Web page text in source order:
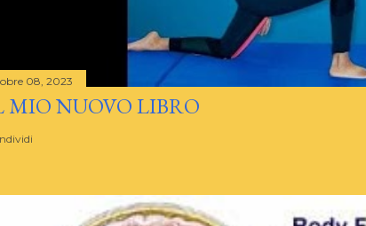
08, 2023
MIO NUOVO LIBRO